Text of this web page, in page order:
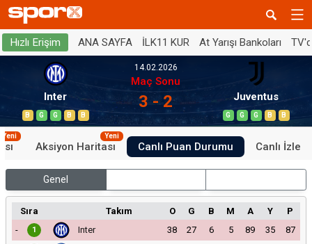
Hızlı Erişim ANA SAYFA İLK11 KUR At Yarışı Bankoları
Inter
B G G B B
14.02.2026
Maç Sonu
3 - 2 Juventus
G G G B B
Yeni
Aksiyon Haritası
Yeni
Canlı Puan Durumu Canlı İzle
Genel
Sıra Takım O G B M A Y
P
-
1 Inter 38 27 6 5 89 35
87